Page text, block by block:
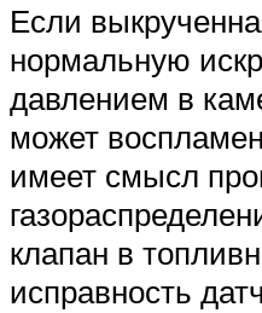
Меню
Если
нормальную
давлением в
может
имеет смысл
клапан в
исправность